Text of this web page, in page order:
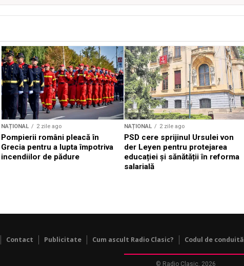
NAȚIONAL 2 zile ago
Pompierii români pleacă în
Grecia pentru a lupta împotriva
incendiilor de pădure
NAȚIONAL 2 zile ago
PSD cere sprijinul Ursulei von
der Leyen pentru protejarea
educației și sănătății în reforma
salarială
Contact Publicitate Cum ascult Radio Clasic? Codul de conduită
© Radio Clasic, 2026